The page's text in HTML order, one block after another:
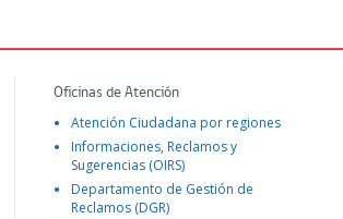
Oficinas de Atención
Atención Ciudadana por regiones
Informaciones, Reclamos y
Sugerencias (OIRS)
Departamento de Gestión de
Reclamos (DGR)